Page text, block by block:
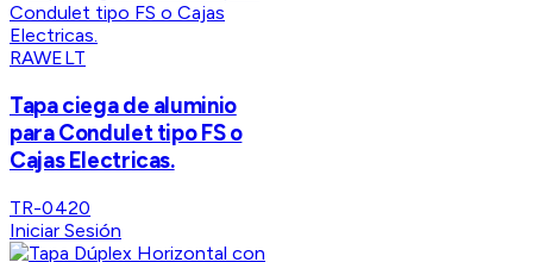
RAWELT
Tapa ciega de aluminio
para Condulet tipo FS o
Cajas Electricas.
TR-0420
Iniciar Sesión